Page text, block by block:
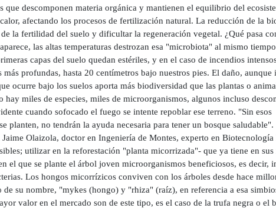
descomponen materia orgánica y mantienen el equilibrio del
afectando los procesos de fertilización natural. La reducción de la
la fertilidad del suelo y dificultar la regeneración vegetal. ¿Qué pasa
las altas temperaturas destrozan esa "microbiota" al mismo
capas del suelo quedan estériles, y en el caso de incendios
profundas, hasta 20 centímetros bajo nuestros pies. El daño, aunque
ocurre bajo los suelos aporta más biodiversidad que las plantas o
miles de especies, miles de microorganismos, algunos incluso
cuando sofocado el fuego se intente repoblar ese terreno. "Sin esos
planten, no tendrán la ayuda necesaria para tener un bosque
Olaizola, doctor en Ingeniería de Montes, experto en Biotecnología
utilizar en la reforestación "planta micorrizada"- que ya tiene en sus
el que se plante el árbol joven microorganismos beneficiosos, es decir,
Los hongos micorrízicos conviven con los árboles desde hace
su nombre, "mykes (hongo) y "rhiza" (raíz), en referencia a esa
valor en el mercado son de este tipo, es el caso de la trufa negra o el